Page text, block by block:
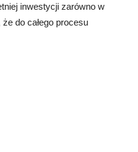
inwestycji zarówno w
do całego procesu